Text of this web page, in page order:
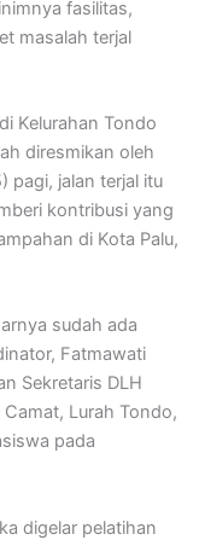
fasilitas,
masalah terjal
Kelurahan Tondo
diresmikan oleh
pagi, jalan terjal itu
kontribusi yang
di Kota Palu,
sudah ada
Fatmawati
Sekretaris DLH
Lurah Tondo,
pada
digelar pelatihan